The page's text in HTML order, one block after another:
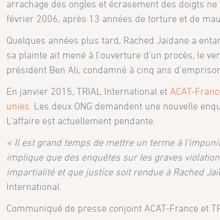
arrachage des ongles et écrasement des doigts
février 2006, après 13 années de torture et de
Quelques années plus tard, Rached Jaïdane a
sa plainte ait mené à l’ouverture d’un procès, le
président Ben Ali, condamné à cinq ans
En janvier 2015, TRIAL International et ACAT-
unies . Les deux ONG demandent une nouvelle
L’affaire est actuellement pendante.
« Il est grand temps de mettre un terme à
implique que des enquêtes sur les graves
impartialité et que justice soit rendue à Rached
International.
Communiqué de presse conjoint ACAT-France et